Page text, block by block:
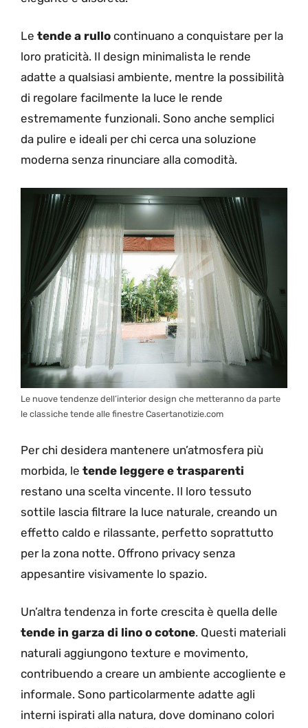
Le tende a rullo continuano a conquistare per la
loro praticità. Il design minimalista le rende
adatte a qualsiasi ambiente, mentre la possibilità
di regolare facilmente la luce le rende
estremamente funzionali. Sono anche semplici
da pulire e ideali per chi cerca una soluzione
moderna senza rinunciare alla comodità.
Le nuove tendenze dell’interior design che metteranno da parte
le classiche tende alle finestre Casertanotizie.com
Per chi desidera mantenere un’atmosfera più
morbida, le tende leggere e trasparenti
restano una scelta vincente. Il loro tessuto
sottile lascia filtrare la luce naturale, creando un
effetto caldo e rilassante, perfetto soprattutto
per la zona notte. Offrono privacy senza
appesantire visivamente lo spazio.
Un’altra tendenza in forte crescita è quella delle
tende in garza di lino o cotone. Questi materiali
naturali aggiungono texture e movimento,
contribuendo a creare un ambiente accogliente e
informale. Sono particolarmente adatte agli
interni ispirati alla natura, dove dominano colori